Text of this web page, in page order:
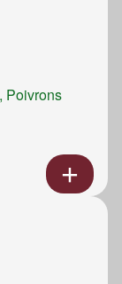
Poivrons